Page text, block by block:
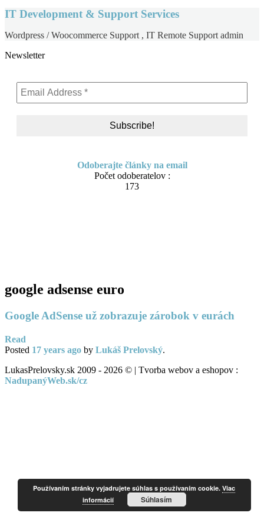
IT Development & Support Services
Wordpress / Woocommerce Support , IT Remote Support admin
Newsletter
Odoberajte články na email
Počet odoberatelov :
173
google adsense euro
Google AdSense už zobrazuje zárobok v eurách
Read
Posted 17 years ago by Lukáš Prelovský.
LukasPrelovsky.sk 2009 - 2026 © | Tvorba webov a eshopov :
NadupanýWeb.sk/cz
Používaním stránky vyjadrujete súhlas s používaním cookie.Viac
informácií
Súhlasím